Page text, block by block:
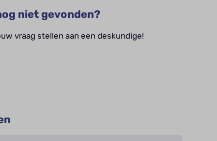
niet gevonden?
vraag stellen aan een deskundige!